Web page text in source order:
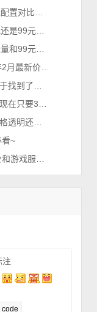
看~
注